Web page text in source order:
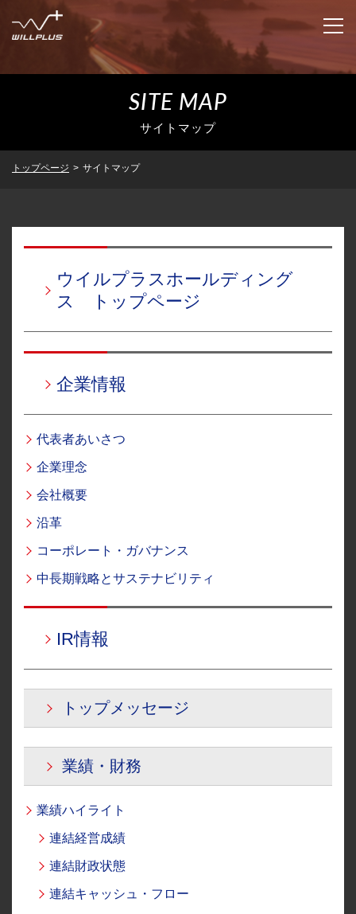
会社概要
業績・財務
FAQ
ディスクロジャーポリシー
適時開示
決算短信
IR資料
サステナビリティ
グループ企業
グループ企業トップ
ウイルプラスチェッカーモータース株式会社
ウイルプラスモトーレン東京株式会社
ウイルプラス帝欧オリオン株式会社
ウイルプラスリヒト株式会社
ウイルプラスOGUNI株式会社
ウイルプラスエンハンス株式会社
株式会社ENG
所有権解除
採用情報
お問い合わせ
お客様、お取引先の方、その他一般のお問い合わせ
当社株主、投資家の方、開示資料
及びM&Aに関するお問い合わせ
English IR
SITE MAP
サイトマップ
トップページ > サイトマップ
ウイルプラスホールディング
ス トップページ
企業情報
代表者あいさつ
企業理念
会社概要
沿革
コーポレート・ガバナンス
中長期戦略とサステナビリティ
IR情報
トップメッセージ
業績・財務
業績ハイライト
連結経営成績
連結財政状態
連結キャッシュ・フロー